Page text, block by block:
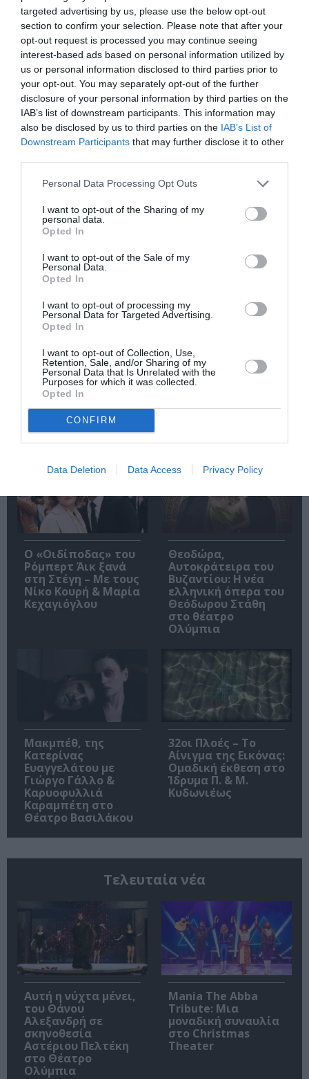
targeted advertising by us, please use the below opt-out
section to confirm your selection. Please note that after your
opt-out request is processed you may continue seeing
interest-based ads based on personal information utilized by
us or personal information disclosed to third parties prior to
your opt-out. You may separately opt-out of the further
disclosure of your personal information by third parties on the
IAB’s list of downstream participants. This information may
also be disclosed by us to third parties on the IAB’s List of
Downstream Participants that may further disclose it to other
Personal Data Processing Opt Outs
I want to opt-out of the Sharing of my
personal data.
Opted In
I want to opt-out of the Sale of my
Personal Data.
Opted In
I want to opt-out of processing my
Personal Data for Targeted Advertising.
Opted In
I want to opt-out of Collection, Use,
Retention, Sale, and/or Sharing of my
Personal Data that Is Unrelated with the
Purposes for which it was collected.
Opted In
CONFIRM
Data Deletion Data Access Privacy Policy
Σχετικά Άρθρα
Η Μισέλ Φάιφερ
αποκάλυψε ότι δεν
θέλει να
πρωταγωνιστήσει
Προβολές με
ελεύθερη είσοδο
στον Θερινό
Δημοτικό
Αγίας Παρασκευής |
Εισπράξεις πάνω
από 1 δισ. δολάρια
για το “Spider-Man:
Brand New Day”
Η νέα ταινία
“Without Blood” της
κάνει πρεμιέρα τον
Σεπτέμβριο
Δημοφιλή Άρθρα
O «Οιδίποδας» του
Ρόμπερτ Άικ ξανά
στη Στέγη – Με τους
Νίκο Κουρή & Μαρία
Κεχαγιόγλου
Θεοδώρα,
Αυτοκράτειρα του
Βυζαντίου: Η νέα
ελληνική όπερα του
Θεόδωρου Στάθη
στο θέατρο
Ολύμπια
Μακμπέθ, της
Κατερίνας
Ευαγγελάτου με
Γιώργο Γάλλο &
Καρυοφυλλιά
Καραμπέτη στο
Θέατρο Βασιλάκου
32οι Πλοές – Το
Αίνιγμα της Εικόνας:
Ομαδική έκθεση στο
Ίδρυμα Π. & Μ.
Κυδωνιέως
Τελευταία νέα
Αυτή η νύχτα μένει,
του Θάνου
Αλεξανδρή σε
σκηνοθεσία
Αστέριου Πελτέκη
στο Θέατρο
Ολύμπια
Mania The Abba
Tribute: Μια
μοναδική συναυλία
στο Christmas
Theater